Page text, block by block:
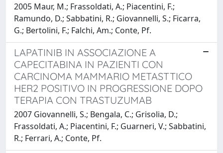
2005 Maur, M.; Frassoldati, A.; Piacentini, F.;
Ramundo, D.; Sabbatini, R.; Giovannelli, S.; Ficarra,
G.; Bertolini, F.; Falchi, Am.; Conte, Pf.
LAPATINIB IN ASSOCIAZIONE A
CAPECITABINA IN PAZIENTI CON
CARCINOMA MAMMARIO METASTTICO
HER2 POSITIVO IN PROGRESSIONE DOPO
TERAPIA CON TRASTUZUMAB
2007 Giovannelli, S.; Bengala, C.; Grisolia, D.;
Frassoldati, A.; Piacentini, F.; Guarneri, V.; Sabbatini,
R.; Ferrari, A.; Conte, Pf.